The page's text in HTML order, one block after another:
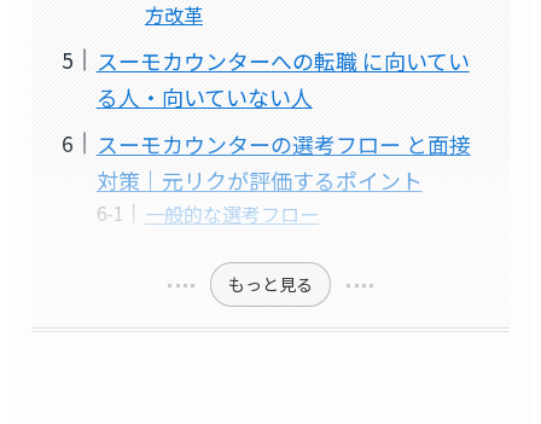
方改革
スーモカウンターへの転職 に向いてい
る人・向いていない人
スーモカウンターの選考フロー と面接
対策｜元リクが評価するポイント
一般的な選考フロー
もっと見る